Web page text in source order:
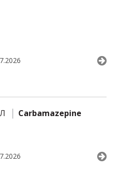
Carbamazepine